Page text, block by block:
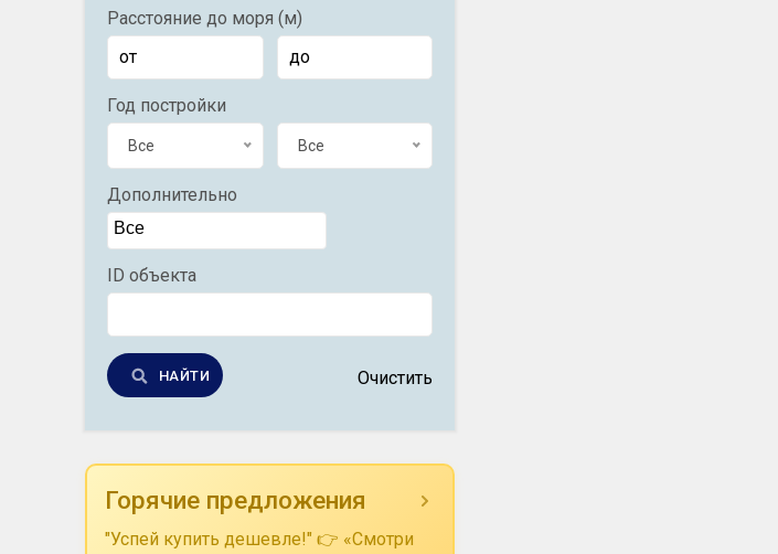
Расстояние до моря (м)
Год постройки
Все Все
Дополнительно
ID объекта
НАЙТИ Очистить
Горячие предложения
"Успей купить дешевле!" 👉 «Смотри